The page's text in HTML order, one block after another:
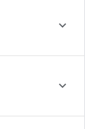

